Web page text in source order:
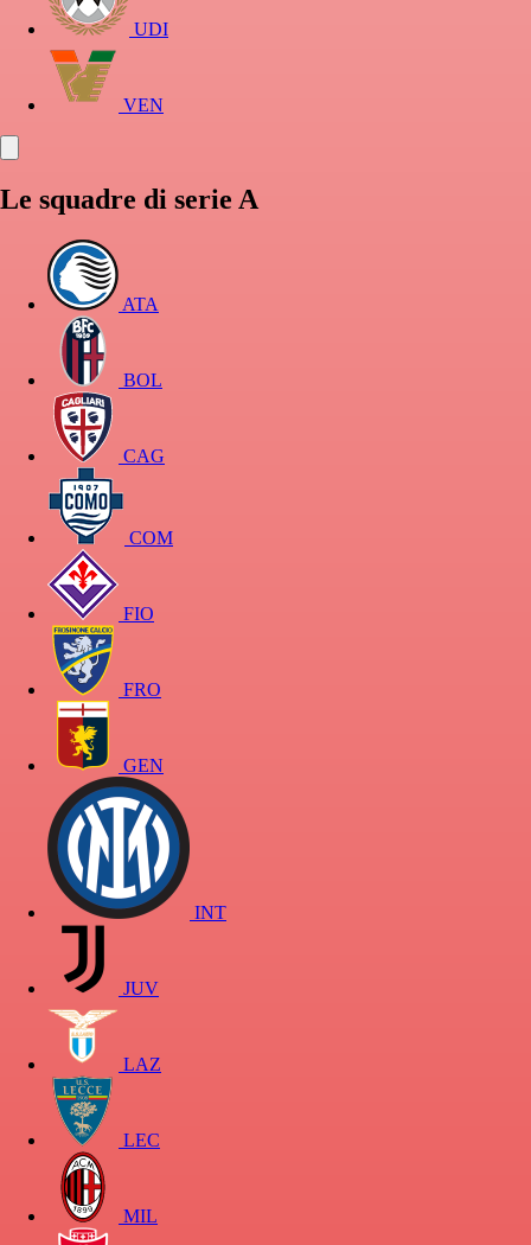
UDI
VEN
Le squadre di serie A
ATA
BOL
CAG
COM
FIO
FRO
GEN
INT
JUV
LAZ
LEC
MIL